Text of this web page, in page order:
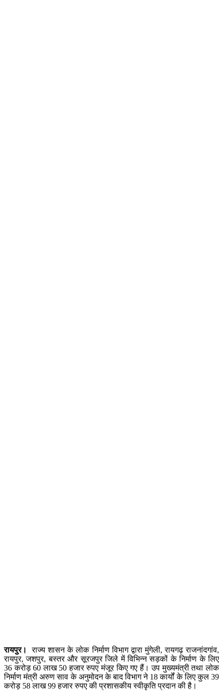
रायपुर।
राज्य शासन के लोक निर्माण विभाग द्वारा मुंगेली, रायगढ़ राजनांदगांव,
रायपुर, जशपुर, बस्तर और सूरजपुर जिले में विभिन्न सड़कों के निर्माण के लिए
36 करोड़ 60 लाख 50 हजार रुपए मंजूर किए गए हैं। उप मुख्यमंत्री तथा लोक
निर्माण मंत्री अरुण साव के अनुमोदन के बाद विभाग ने 18 कार्यों के लिए कुल 39
करोड़ 58 लाख 99 हजार रुपए की प्रशासकीय स्वीकृति प्रदान की है।